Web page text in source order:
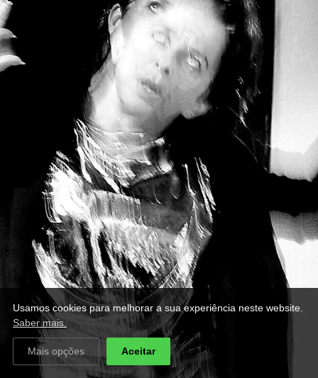
Usamos cookies para melhorar a sua experiência neste website.
Saber mais.
Mais opções Aceitar